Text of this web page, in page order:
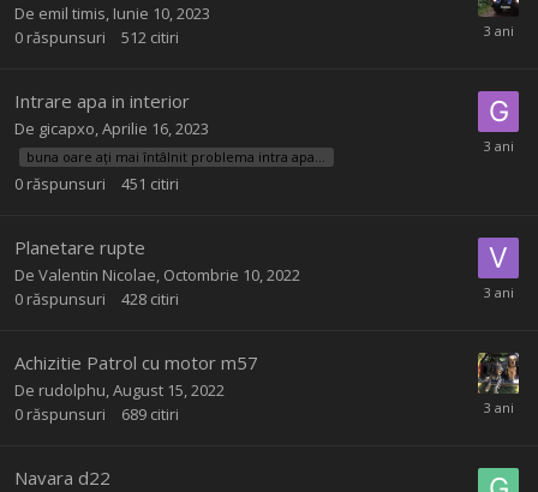
De emil timis Iunie 10, 2023
0 răspunsuri 512 citiri
Intrare apa in interior
De gicapxo Aprilie 16, 2023
buna oare ați mai întâlnit problema intra apa pe ambele părți și pasager și șofer am verificat dar nu îmi pot da seama ca nu se vede
0 răspunsuri 451 citiri
Planetare rupte
De Valentin Nicolae, Octombrie 10, 2022
0 răspunsuri 428 citiri
Achizitie Patrol cu motor m57
De rudolphu,August 15, 2022
0 răspunsuri 689 citiri
Navara d22